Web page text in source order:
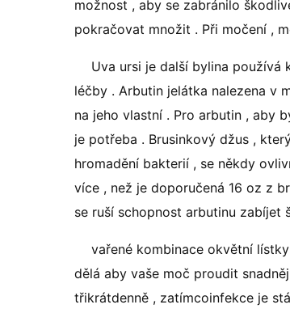
možnost , aby se zabránilo
pokračovat množit . Při močení ,
Uva ursi je další bylina
léčby . Arbutin jelátka nalezena v
na jeho vlastní . Pro arbutin , aby
je potřeba . Brusinkový džus ,
hromadění bakterií , se někdy
více , než je doporučená 16 oz z
se ruší schopnost arbutinu zabíjet
vařené kombinace okvětní
dělá aby vaše moč proudit
třikrátdenně , zatímcoinfekce je